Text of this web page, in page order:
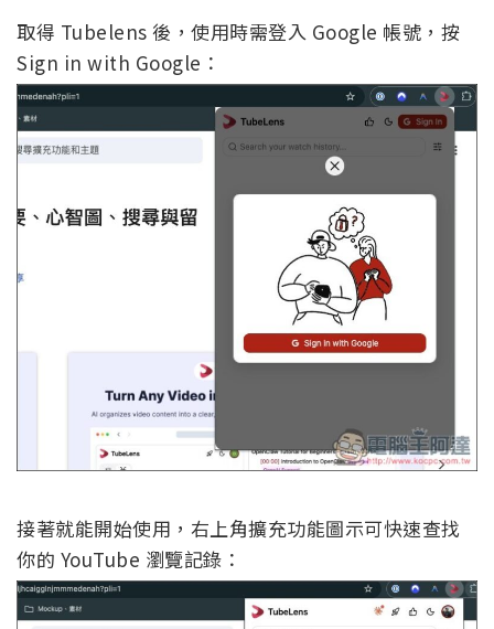
取得 Tubelens 後，使用時需登入 Google 帳號，按
Sign in with Google：
接著就能開始使用，右上角擴充功能圖示可快速查找
你的 YouTube 瀏覽記錄：